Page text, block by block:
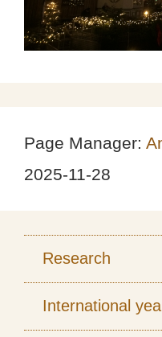
Page Manager:
2025-11-28
Research
International